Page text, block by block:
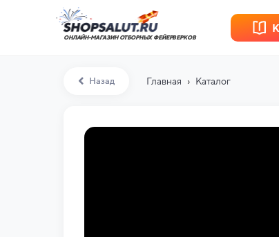
ОНЛАЙН-МАГАЗИН ОТБОРНЫХ ФЕЙЕРВЕРКОВ
Назад Главная › Каталог